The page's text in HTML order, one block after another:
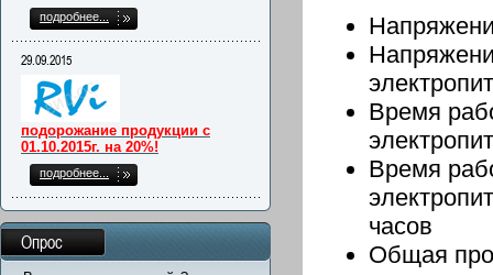
Время
Время
часов
Общая
подробнее...
29.09.2015
подорожание продукции с
01.10.2015г. на 20%!
подробнее...
Опрос